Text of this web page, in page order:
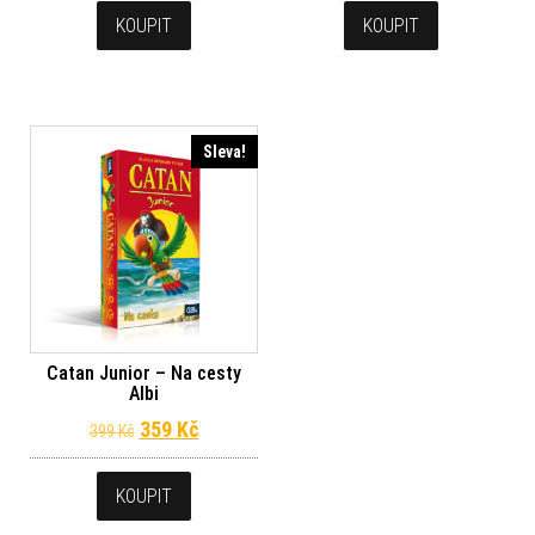
KOUPIT KOUPIT
Sleva!
Catan Junior – Na cesty
Albi
399Kč Původní cena byla: 399 Kč.
359 KčAktuální cena je: 359 Kč.
KOUPIT